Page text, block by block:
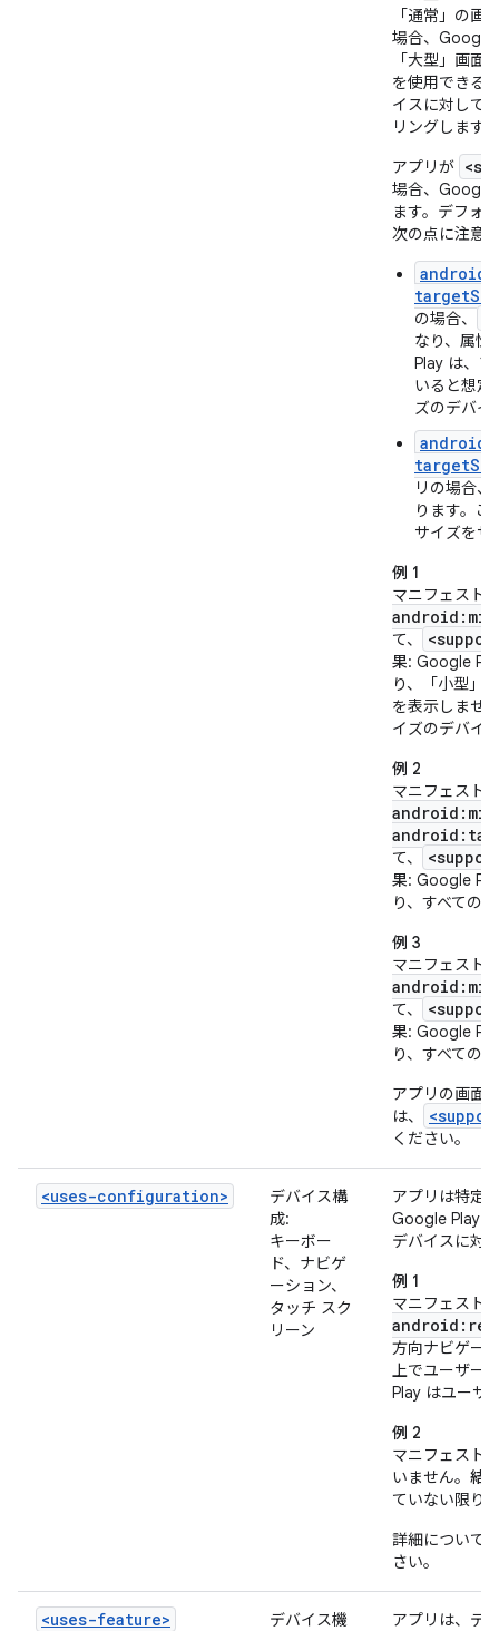
「通常」の画
場合、Google
「大型」画面
を使用できる
イスに対して
リングします。
アプリが
場合、Google
ます。デフォ
次の点に注意
android:
の場合、
なり、属性
Play は、
いると想定
ズのデバイ
android:
リの場合
ります。
サイズをサ
例 1
マニフェスト
て、
果: Google
り、「小型」
を表示しませ
イズのデバイ
例 2
マニフェスト
て、
果: Google
り、すべての
例 3
マニフェスト
て、
果: Google
り、すべての
アプリの画面
は、
ください。
<uses-configuration>
デバイス構
成:
キーボー
ド、ナビゲ
ーション、
タッチ スク
リーン
アプリは特定
Google Play
デバイスに対
例 1
マニフェスト
方向ナビゲー
上でユーザー
Play はユーザ
例 2
マニフェスト
いません。 結
ていない限り
詳細について
さい。
<uses-feature>
デバイス機
アプリは、デ